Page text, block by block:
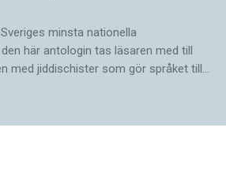
minsta nationella
här antologin tas läsaren med till
med jiddischister som gör språket till…